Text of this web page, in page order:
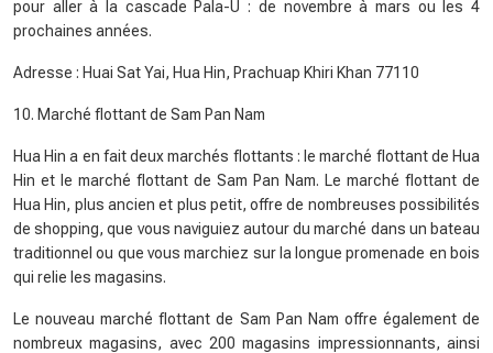
pour aller à la cascade Pala-U : de novembre à mars ou les 4
prochaines années.
Adresse : Huai Sat Yai, Hua Hin, Prachuap Khiri Khan 77110
10. Marché flottant de Sam Pan Nam
Hua Hin a en fait deux marchés flottants : le marché flottant de Hua
Hin et le marché flottant de Sam Pan Nam. Le marché flottant de
Hua Hin, plus ancien et plus petit, offre de nombreuses possibilités
de shopping, que vous naviguiez autour du marché dans un bateau
traditionnel ou que vous marchiez sur la longue promenade en bois
qui relie les magasins.
Le nouveau marché flottant de Sam Pan Nam offre également de
nombreux magasins, avec 200 magasins impressionnants, ainsi